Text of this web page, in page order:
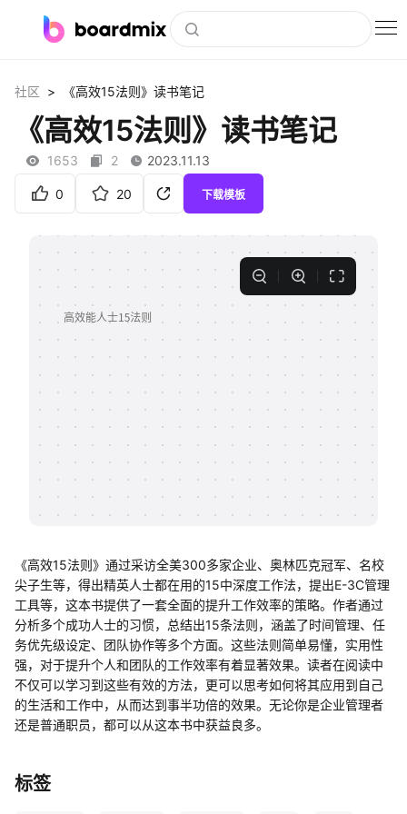
社区资源
下载
私有化部署
客户案例
支持
帮助中心
知识分享社区
社区 > 《高效15法则》读书笔记
《高效15法则》读书笔记
1653 2 2023.11.13
0 20 下载模板
《高效15法则》通过采访全美300多家企业、奥林匹克冠军、名校
尖子生等，得出精英人士都在用的15中深度工作法，提出E-3C管理
工具等，这本书提供了一套全面的提升工作效率的策略。作者通过
分析多个成功人士的习惯，总结出15条法则，涵盖了时间管理、任
务优先级设定、团队协作等多个方面。这些法则简单易懂，实用性
强，对于提升个人和团队的工作效率有着显著效果。读者在阅读中
不仅可以学习到这些有效的方法，更可以思考如何将其应用到自己
的生活和工作中，从而达到事半功倍的效果。无论你是企业管理者
还是普通职员，都可以从这本书中获益良多。
标签